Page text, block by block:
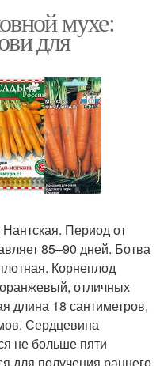
мухе:
для
Период от
85–90 дней. Ботва
Корнеплод
отличных
длина 18 сантиметров,
Сердцевина
не больше пяти
для получения раннего